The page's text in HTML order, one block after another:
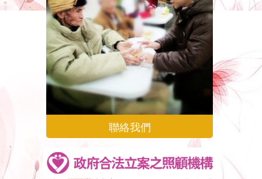
聯絡我們